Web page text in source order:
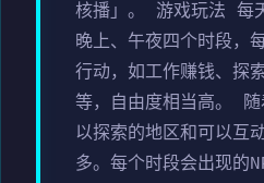
核播」。 游戏玩法 每
晚上、午夜四个时段，
行动，如工作赚钱、探
等，自由度相当高。 随
以探索的地区和可以互
多。每个时段会出现的